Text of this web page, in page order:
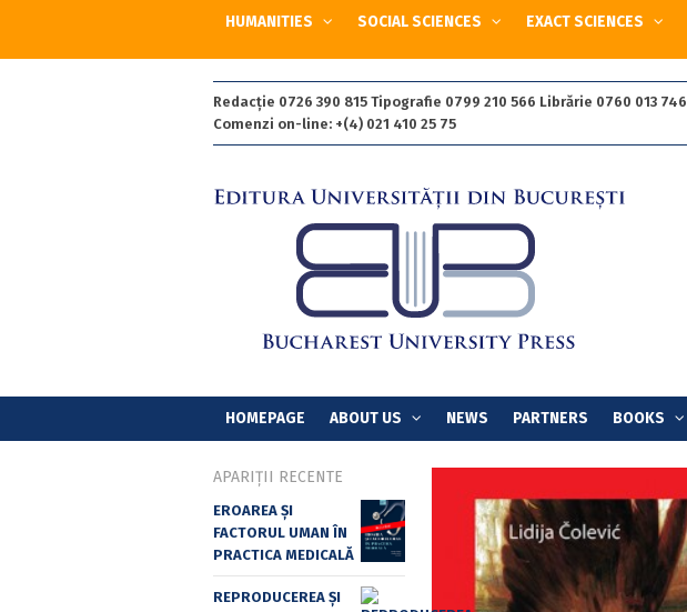
HUMANITIES SOCIAL SCIENCES EXACT SCIENCES
Redacție 0726 390 815 Tipografie 0799 210 566 Librărie 0760 013 746
Comenzi on-line: +(4) 021 410 25 75
HOMEPAGE ABOUT US NEWS PARTNERS BOOKS
APARIȚII RECENTE
EROAREA ȘI
FACTORUL UMAN ÎN
PRACTICA MEDICALĂ
REPRODUCEREA ȘI